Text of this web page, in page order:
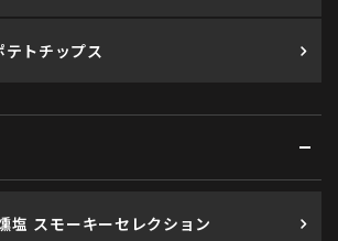
トチップス
塩 スモーキーセレクション